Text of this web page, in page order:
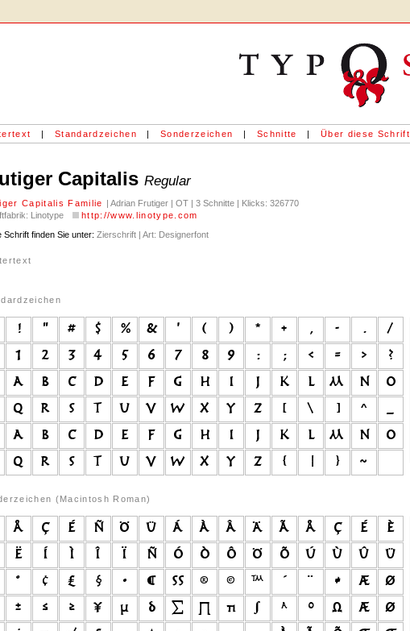
| Standardzeichen | Sonderzeichen | Schnitte | Über diese Schrift
Capitalis Regular
Capitalis Familie | Adrian Frutiger | OT | 3 Schnitte | Klicks: 326770
Linotype
http://www.linotype.com
Schrift finden Sie unter: Zierschrift | Art: Designerfont
(Macintosh Roman)